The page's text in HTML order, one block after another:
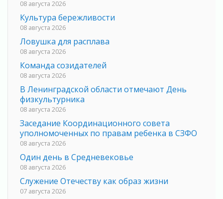
08 августа 2026
Культура бережливости
08 августа 2026
Ловушка для расплава
08 августа 2026
Команда созидателей
08 августа 2026
В Ленинградской области отмечают День
физкультурника
08 августа 2026
Заседание Координационного совета
уполномоченных по правам ребенка в СЗФО
08 августа 2026
Один день в Средневековье
08 августа 2026
Служение Отечеству как образ жизни
07 августа 2026